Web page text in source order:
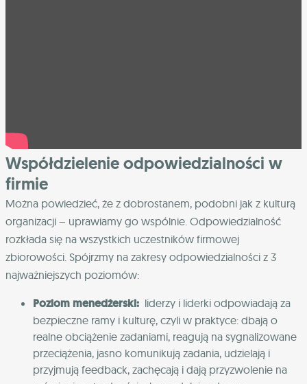
Współdzielenie odpowiedzialności w
firmie
Można powiedzieć, że z dobrostanem, podobni jak z kulturą
organizacji – uprawiamy go wspólnie. Odpowiedzialność
rozkłada się na wszystkich uczestników firmowej
zbiorowości. Spójrzmy na zakresy odpowiedzialności z 3
najważniejszych poziomów:
Poziom menedżerski: liderzy i liderki odpowiadają za
bezpieczne ramy i kulturę, czyli w praktyce: dbają o
realne obciążenie zadaniami, reagują na sygnalizowane
przeciążenia, jasno komunikują zadania, udzielają i
przyjmują feedback, zachęcają i dają przyzwolenie na